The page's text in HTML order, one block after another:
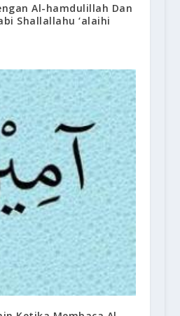
Al-hamdulillah Dan
Shallallahu ‘alaihi